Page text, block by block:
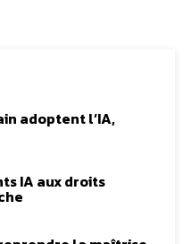
adoptent l’IA,
IA aux droits